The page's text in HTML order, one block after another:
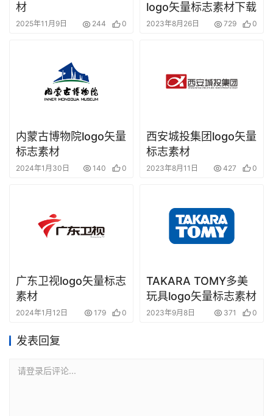
材
2025年11月9日 244 0
logo矢量标志素材下载
2023年8月26日 729 0
内蒙古博物院logo矢量
标志素材
2024年1月30日 140 0
西安城投集团logo矢量
标志素材
2023年8月11日 427 0
广东卫视logo矢量标志
素材
2024年1月12日 179 0
TAKARA TOMY多美
玩具logo矢量标志素材
2023年9月8日 371 0
发表回复
请登录后评论...